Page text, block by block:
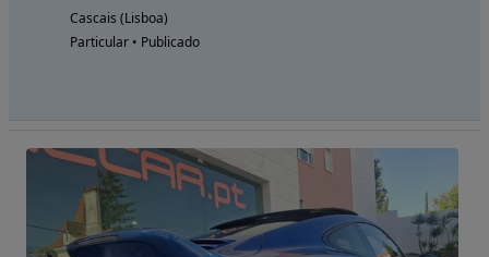
Cascais (Lisboa)
Particular • Publicado